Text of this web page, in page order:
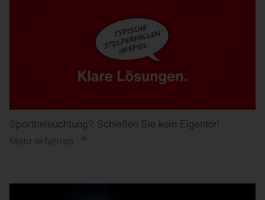
Sportbeleuchtung? Schießen Sie kein Eigentor!
Mehr erfahren.